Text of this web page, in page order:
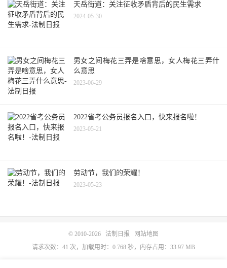
天岳街道：关注征收矛盾背后的民生需求
2024-05-30
男女之间梅花三弄是啥意思，女人梅花三弄什
么意思
2023-06-29
2022省考公务员报名入口，快来报名啦！
2023-05-21
劳动节，我们的荣耀！
2023-05-23
© 2010-2026 法制日报
网站地图
请求次数：41 次，加载用时：0.768 秒，内存占用：33.97 MB